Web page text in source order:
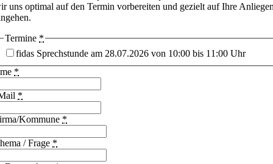
uns optimal auf den Termin vorbereiten und gezielt auf Ihre
Termine *
fidas Sprechstunde am 28.07.2026 von 10:00 bis 11:00 Uhr
*
*
Kommune *
/ Frage *